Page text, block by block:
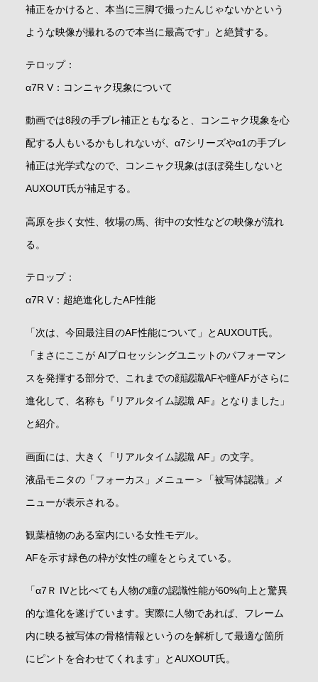
補正をかけると、本当に三脚で撮ったんじゃないかという
ような映像が撮れるので本当に最高です」と絶賛する。
テロップ：
α7R V：コンニャク現象について
動画では8段の手ブレ補正ともなると、コンニャク現象を心
配する人もいるかもしれないが、α7シリーズやα1の手ブレ
補正は光学式なので、コンニャク現象はほぼ発生しないと
AUXOUT氏が補足する。
高原を歩く女性、牧場の馬、街中の女性などの映像が流れ
る。
テロップ：
α7R V：超絶進化したAF性能
「次は、今回最注目のAF性能について」とAUXOUT氏。
「まさにここが AIプロセッシングユニットのパフォーマン
スを発揮する部分で、これまでの顔認識AFや瞳AFがさらに
進化して、名称も『リアルタイム認識 AF』となりました」
と紹介。
画面には、大きく「リアルタイム認識 AF」の文字。
液晶モニタの「フォーカス」メニュー＞「被写体認識」メ
ニューが表示される。
観葉植物のある室内にいる女性モデル。
AFを示す緑色の枠が女性の瞳をとらえている。
「α7Ｒ IVと比べても人物の瞳の認識性能が60%向上と驚異
的な進化を遂げています。実際に人物であれば、フレーム
内に映る被写体の骨格情報というのを解析して最適な箇所
にピントを合わせてくれます」とAUXOUT氏。